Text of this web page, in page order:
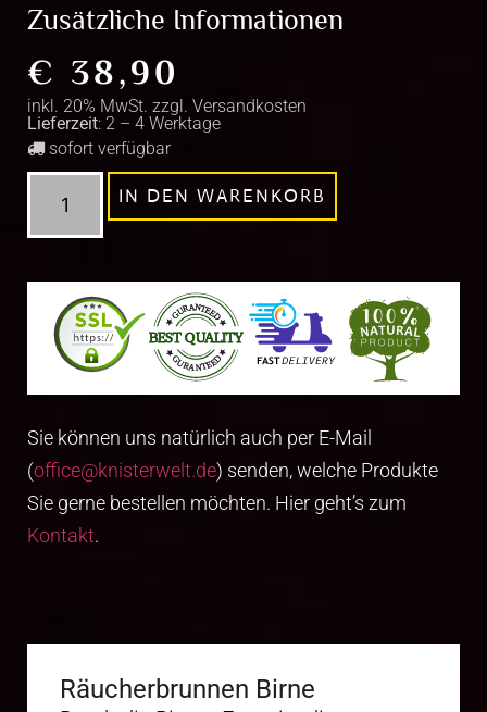
Zusätzliche Informationen
€ 38,90
inkl. 20% MwSt. zzgl. Versandkosten
Lieferzeit: 2 – 4 Werktage
sofort verfügbar
IN DEN WARENKORB
Sie können uns natürlich auch per E-Mail
(office@knisterwelt.de) senden, welche Produkte
Sie gerne bestellen möchten. Hier geht’s zum
Kontakt.
Räucherbrunnen Birne